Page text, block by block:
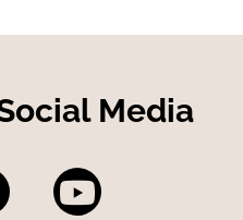
Media